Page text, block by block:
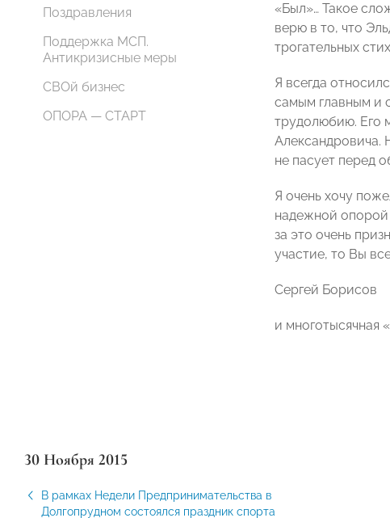
Поздравления
Поддержка МСП.
Антикризисные меры
СВОй бизнес
ОПОРА — СТАРТ
«Был»… Такое
верю в то, что
трогательных
Я всегда
самым главным и
трудолюбию. Его
Александровича.
не пасует перед
Я очень хочу
надежной опорой
за это очень
участие, то Вы
Сергей Борисов
и
30 Ноября 2015
В рамках Недели Предпринимательства в
Долгопрудном состоялся праздник спорта